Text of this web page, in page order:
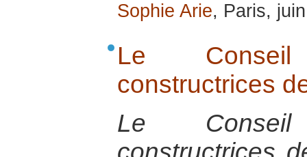
Sophie Arie, Paris,
Le
constructrices
Le